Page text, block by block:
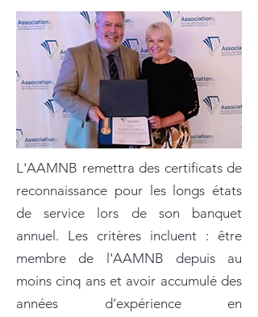
L'AAMNB remettra des certificats de
reconnaissance pour les longs états
de service lors de son banquet
annuel. Les critères incluent : être
membre de l'AAMNB depuis au
moins cinq ans et avoir accumulé des
années d'expérience en